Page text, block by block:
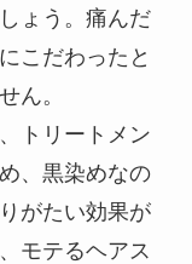
ょう。痛んだ
こだわったと
ん。
トリートメン
、黒染めなの
がたい効果が
モテるヘアス